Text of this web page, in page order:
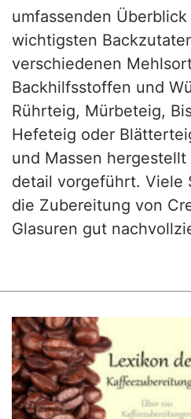
umfassenden
wichtigsten
verschiedenen
Backhilfsstoffen und
Rührteig, Mürbeteig,
Hefeteig oder
und Massen
detail vorgeführt. Viele
die Zubereitung von
Glasuren gut